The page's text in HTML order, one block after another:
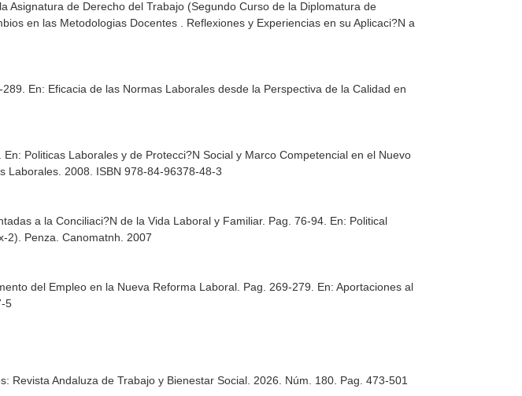
de Derecho del Trabajo (Segundo Curso de la Diplomatura de
en las Metodologias Docentes . Reflexiones y Experiencias en su Aplicaci?N a
En: Eficacia de las Normas Laborales desde la Perspectiva de la Calidad en
En: Politicas Laborales y de Protecci?N Social y Marco Competencial en el Nuevo
Laborales. 2008. ISBN 978-84-96378-48-3
a la Conciliaci?N de la Vida Laboral y Familiar. Pag. 76-94. En: Political
2) . Penza. Canomatnh. 2007
del Empleo en la Nueva Reforma Laboral. Pag. 269-279. En: Aportaciones al
5
Revista Andaluza de Trabajo y Bienestar Social . 2026. Núm. 180. Pag. 473-501